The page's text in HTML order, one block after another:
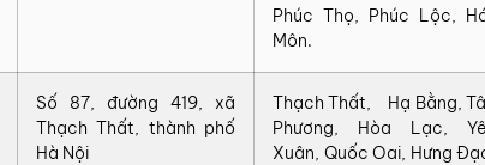
Phúc Thọ, Phúc Lộc,
Môn.
Số 87, đường 419, xã
Thạch Thất, thành phố
Hà Nội
Thạch Thất, Hạ Bằng,
Phương, Hòa Lạc,
Xuân, Quốc Oai, Hưng